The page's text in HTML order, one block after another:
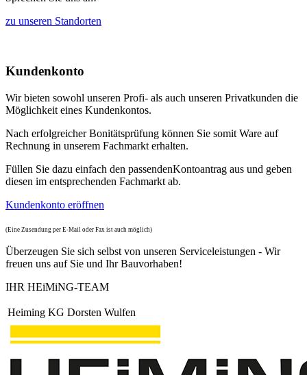
zu unseren Standorten
Kundenkonto
Wir bieten sowohl unseren Profi- als auch unseren Privatkunden die
Möglichkeit eines Kundenkontos.
Nach erfolgreicher Bonitätsprüfung können Sie somit Ware auf
Rechnung in unserem Fachmarkt erhalten.
Füllen Sie dazu einfach den passendenKontoantrag aus und geben
diesen im entsprechenden Fachmarkt ab.
Kundenkonto eröffnen
(Eine Zusendung per E-Mail oder Fax ist auch möglich)
Überzeugen Sie sich selbst von unseren Serviceleistungen - Wir
freuen uns auf Sie und Ihr Bauvorhaben!
IHR HEiMiNG-TEAM
Heiming KG Dorsten Wulfen